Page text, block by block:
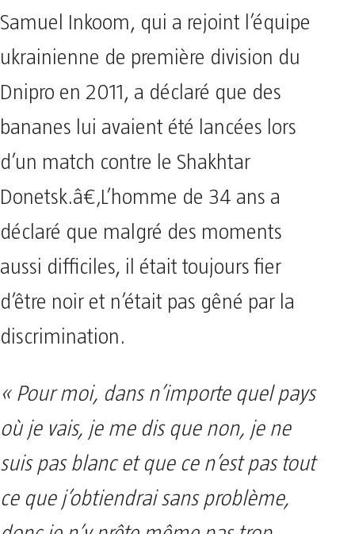
Samuel Inkoom, qui a rejoint l’équipe
ukrainienne de première division du
Dnipro en 2011, a déclaré que des
bananes lui avaient été lancées lors
d’un match contre le Shakhtar
Donetsk.â€‚L’homme de 34 ans a
déclaré que malgré des moments
aussi difficiles, il était toujours fier
d’être noir et n’était pas gêné par la
discrimination.
« Pour moi, dans n’importe quel pays
où je vais, je me dis que non, je ne
suis pas blanc et que ce n’est pas tout
ce que j’obtiendrai sans problème,